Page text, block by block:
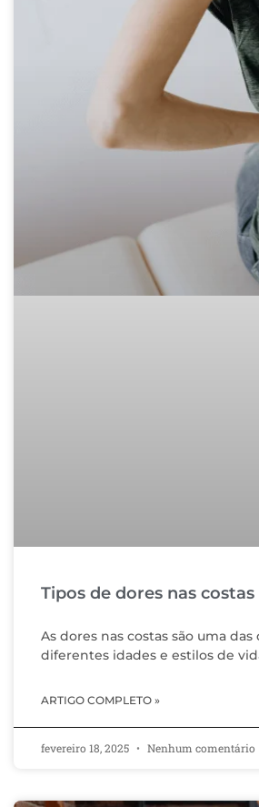
Tipos de dores nas
As dores nas costas são uma
diferentes idades e estilos de
ARTIGO COMPLETO »
fevereiro 18, 2025 Nenhum comentário